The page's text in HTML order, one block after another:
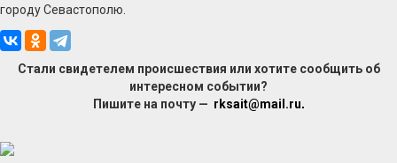
городу Севастополю.
Стали свидетелем происшествия или хотите сообщить об
интересном событии?
Пишите на почту — rksait@mail.ru.